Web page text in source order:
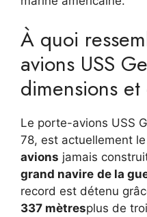
À quoi
avions USS
dimensions
Le porte-avions USS
78, est actuellement le
avions jamais
grand navire de la
record est détenu
337 mètresplus de